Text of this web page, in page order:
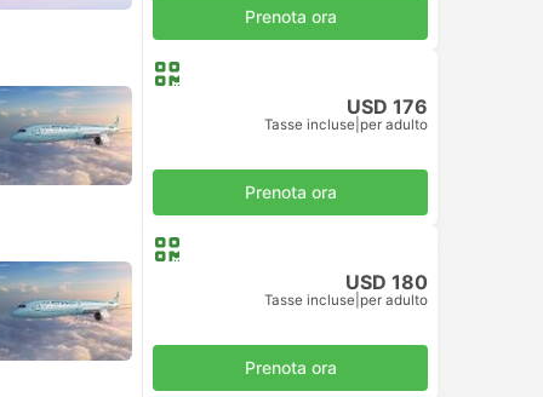
Prenota ora
USD 176
Tasse incluse per adulto
Prenota ora
USD 180
Tasse incluse per adulto
Prenota ora